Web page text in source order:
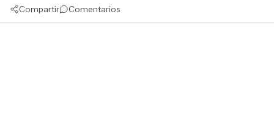
Compartir Comentarios